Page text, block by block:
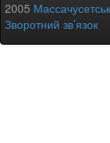
2005
Зворотний зв’язок